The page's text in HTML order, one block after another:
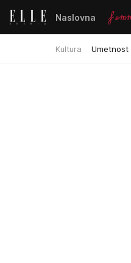
Naslovna
Kultura Umetnost